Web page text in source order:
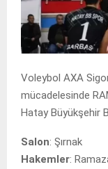
Voleybol AXA
mücadelesinde
Hatay Büyükşehir
Salon: Şırnak
Hakemler: